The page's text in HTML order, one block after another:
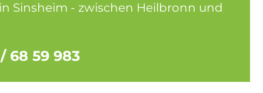
in Sinsheim - zwischen Heilbronn und
68 59 983